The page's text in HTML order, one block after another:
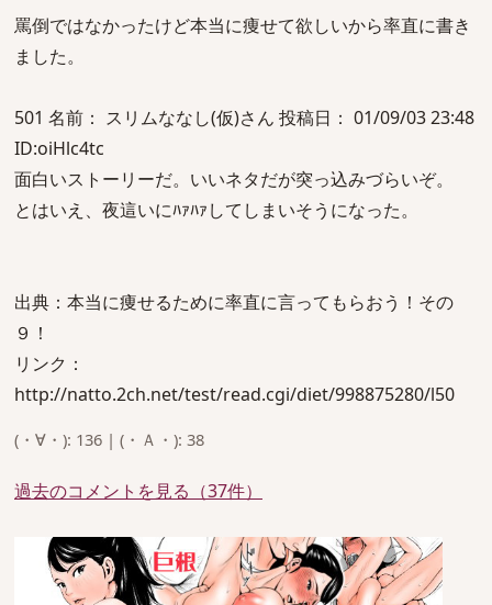
罵倒ではなかったけど本当に痩せて欲しいから率直に書き
ました。
501 名前： スリムななし(仮)さん 投稿日： 01/09/03 23:48
ID:oiHlc4tc
面白いストーリーだ。いいネタだが突っ込みづらいぞ。
とはいえ、夜這いにﾊｧﾊｧしてしまいそうになった。
出典：本当に痩せるために率直に言ってもらおう！その
９！
リンク：
http://natto.2ch.net/test/read.cgi/diet/998875280/l50
(・∀・): 136 | (・Ａ・): 38
過去のコメントを見る（37件）